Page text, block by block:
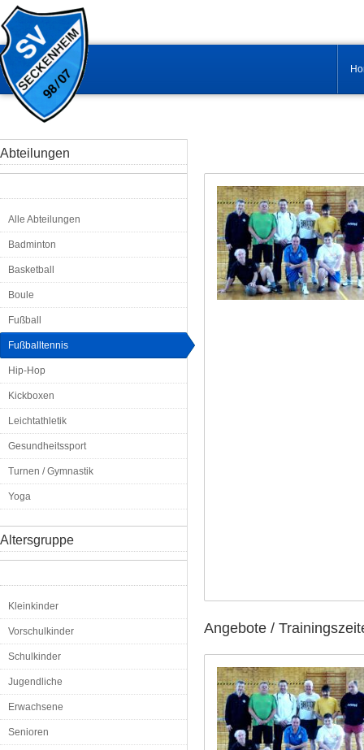
Abteilungen
Alle Abteilungen
Badminton
Basketball
Boule
Fußball
Fußballtennis
Hip-Hop
Kickboxen
Leichtathletik
Gesundheitssport
Turnen / Gymnastik
Yoga
Altersgruppe
Kleinkinder
Vorschulkinder
Schulkinder
Jugendliche
Erwachsene
Senioren
Angebote /